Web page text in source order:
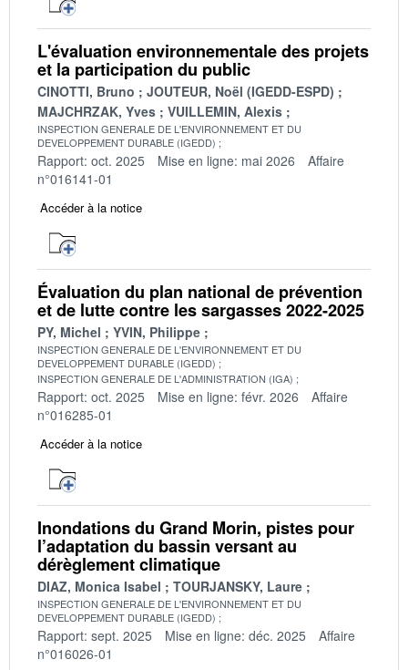
L'évaluation environnementale des projets
et la participation du public
CINOTTI, Bruno
JOUTEUR, Noël (IGEDD-ESPD)
MAJCHRZAK, Yves
VUILLEMIN, Alexis
INSPECTION GENERALE DE L'ENVIRONNEMENT ET DU
DEVELOPPEMENT DURABLE (IGEDD)
Rapport: oct. 2025 Mise en ligne: mai 2026
Affaire
n°016141-01
Accéder à la notice
Évaluation du plan national de prévention
et de lutte contre les sargasses 2022-2025
PY, Michel YVIN, Philippe
INSPECTION GENERALE DE L'ENVIRONNEMENT ET DU
DEVELOPPEMENT DURABLE (IGEDD)
INSPECTION GENERALE DE L'ADMINISTRATION (IGA)
Rapport: oct. 2025 Mise en ligne: févr. 2026
Affaire
n°016285-01
Accéder à la notice
Inondations du Grand Morin, pistes pour
l’adaptation du bassin versant au
dérèglement climatique
DIAZ, Monica Isabel TOURJANSKY, Laure
INSPECTION GENERALE DE L'ENVIRONNEMENT ET DU
DEVELOPPEMENT DURABLE (IGEDD)
Rapport: sept. 2025 Mise en ligne: déc. 2025
Affaire
n°016026-01